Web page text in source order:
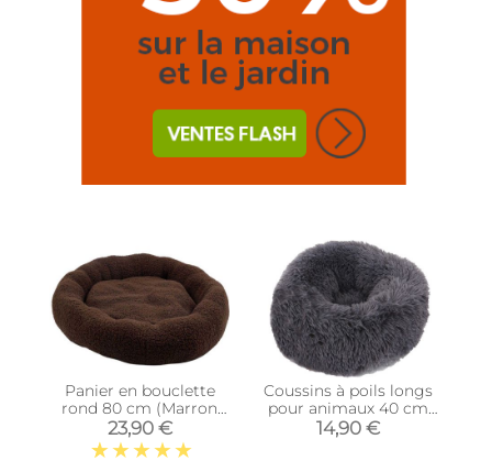
Panier en bouclette
rond 80 cm (Marron
foncé)
23,90 €
Coussins à poils longs
pour animaux 40 cm
(Gris)
14,90 €